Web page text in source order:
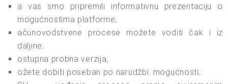
a vas smo pripremili informativnu prezentaciju o
mogućnostima platforme;
ačunovodstvene procese možete voditi čak i iz
daljine;
ostupna probna verzija;
ožete dobiti poseban po narudžbi. mogućnosti;